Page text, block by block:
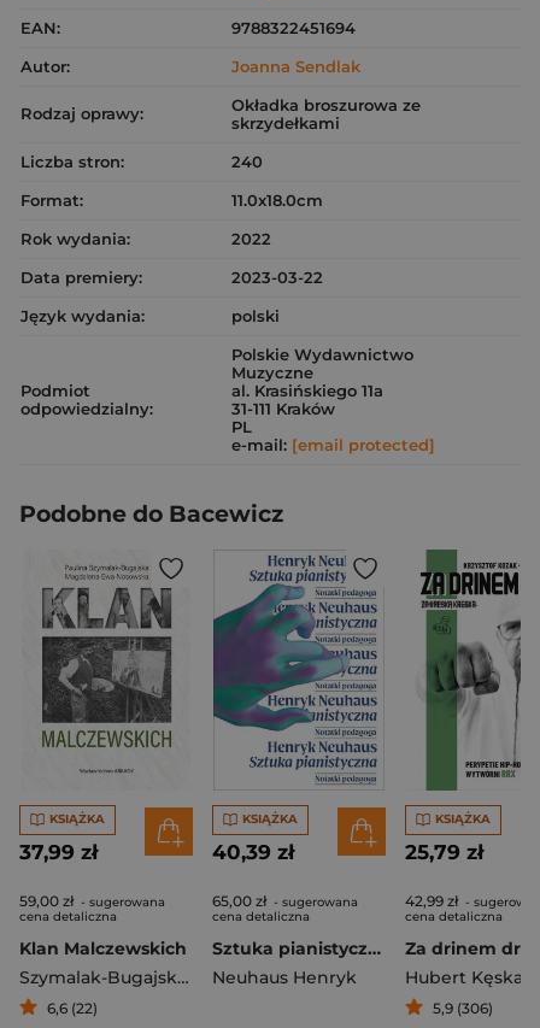
EAN:
9788322451694
Autor:
Joanna Sendlak
Rodzaj oprawy:
Okładka broszurowa ze
skrzydełkami
Liczba stron:
240
Format:
11.0x18.0cm
Rok wydania:
2022
Data premiery:
2023-03-22
Język wydania:
polski
Podmiot
odpowiedzialny:
Polskie Wydawnictwo
Muzyczne
al. Krasińskiego 11a
31-111 Kraków
PL
e-mail: [email protected]
Podobne do Bacewicz
KSIĄŻKA
37,99 zł
59,00 zł - sugerowana
cena detaliczna
Klan Malczewskich
Szymalak-Bugajska Paulina
,Nosowska Magdalena Ewa
6,6 (22)
KSIĄŻKA
40,39 zł
65,00 zł - sugerowana
cena detaliczna
Sztuka pianistyczna. Notatnik pedagoga
Neuhaus Henryk
KSIĄŻKA
25,79 zł
42,99 zł -
cena detaliczna
Hubert Kęska
5,9 (306)